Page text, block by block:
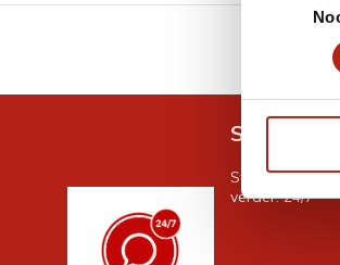
Snel
Stel je vraag
verder. 24/7